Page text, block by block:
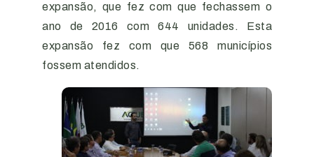
expansão, que fez com que fechassem o
ano de 2016 com 644 unidades. Esta
expansão fez com que 568 municípios
fossem atendidos.